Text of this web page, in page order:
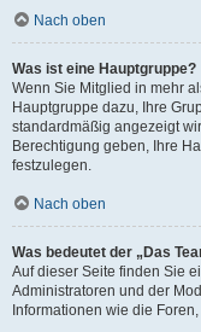
Nach oben
Was ist eine Hauptgruppe?
Wenn Sie Mitglied in mehr
Hauptgruppe dazu, Ihre
standardmäßig angezeigt
Berechtigung geben, Ihre
festzulegen.
Nach oben
Was bedeutet der „Das
Auf dieser Seite finden Sie
Administratoren und der
Informationen wie die